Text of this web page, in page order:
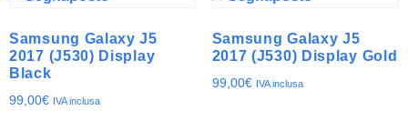
Samsung Galaxy J5
2017 (J530) Display
Black
99,00€ IVA inclusa
Samsung Galaxy J5
2017 (J530) Display Gold
99,00€ IVA inclusa